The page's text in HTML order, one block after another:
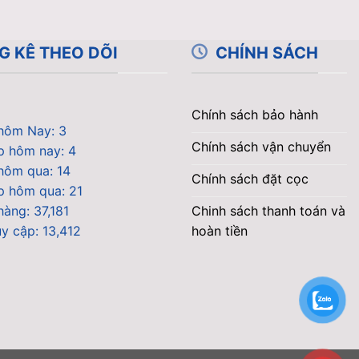
KÊ THEO DÕI
Nay: 3
hôm nay: 4
qua: 14
hôm qua: 21
37,181
cập: 13,412
CHÍNH SÁCH
Chính sách bảo hành
Chính sách vận chuyển
Chính sách đặt cọc
Chinh sách thanh toán và
hoàn tiền